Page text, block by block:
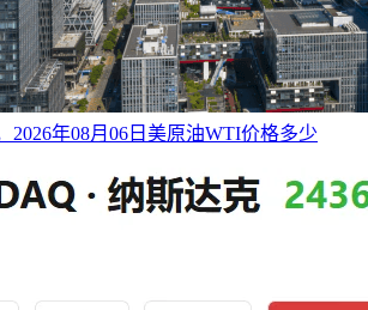
2026年08月06日美原油WTI价格多少